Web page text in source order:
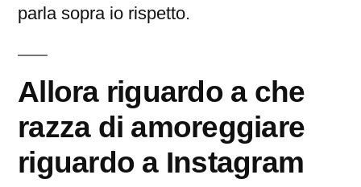
parla sopra io rispetto.
Allora riguardo a che
razza di amoreggiare
riguardo a Instagram